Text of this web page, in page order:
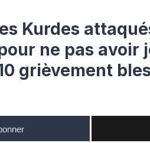
Kurdes
ne pas avoir
grièvement